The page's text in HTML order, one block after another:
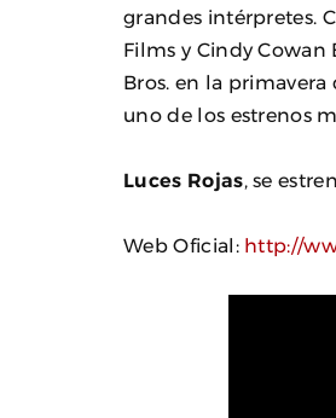
grandes intérpretes.
Films y Cindy
Bros. en la primavera
uno de los estrenos
Luces Rojas , se
Web Oficial: http://